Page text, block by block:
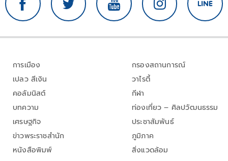
การเมือง
เปลว สีเงิน
คอลัมนิสต์
บทความ
เศรษฐกิจ
ข่าวพระราชสำนัก
หนังสือพิมพ์
กรองสถานการณ์
วาไรตี้
กีฬา
ท่องเที่ยว – ศิลปวัฒนธรรม
ประชาสัมพันธ์
ภูมิภาค
สิ่งแวดล้อม